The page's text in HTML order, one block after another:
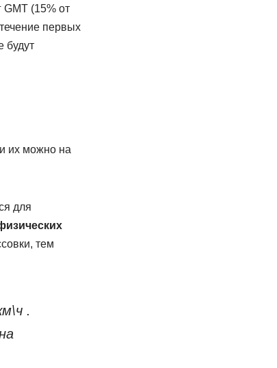
GMT (15% от
первых
будут
их можно на
для
тем
.